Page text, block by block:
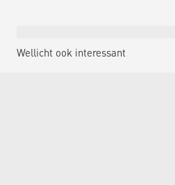
Wellicht ook interessant